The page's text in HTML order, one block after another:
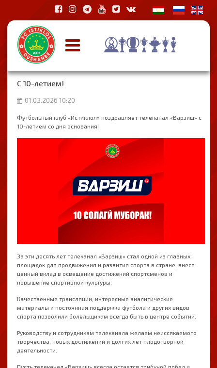
С 10-летием!
01.03.2026 10:20
Футбольный клуб «Истиклол» поздравляет телеканал «Варзиш» с
10-летием со дня основания!
За эти десять лет телеканал «Варзиш» стал одной из главных
площадок для продвижения и развития спорта в стране, внеся
ценный вклад в освещение достижений спортсменов и
повышение спортивной культуры.
Качественные трансляции, интересные аналитические
материалы и постоянная поддержка футбола и других видов
спорта позволили болельщикам всегда быть в центре событий.
Руководству и сотрудникам телеканала желаем неиссякаемого
творчества, новых достижений и долгих лет плодотворной
деятельности.